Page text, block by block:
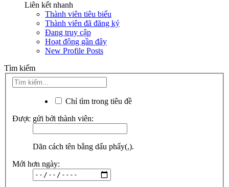
Liên kết nhanh
Thành viên tiêu biểu
Thành viên đã đăng ký
Đang truy cập
Hoạt động gần đây
New Profile Posts
Tìm kiếm
Chỉ tìm trong tiêu đề
Được gửi bởi thành viên:
Dãn cách tên bằng dấu phẩy(,).
Mới hơn ngày: